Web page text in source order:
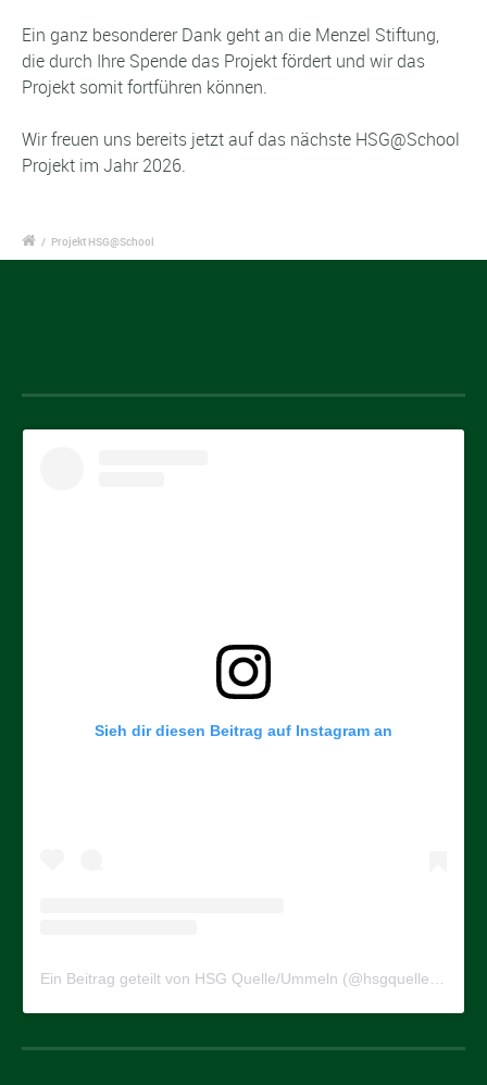
Ein ganz besonderer Dank geht an die Menzel Stiftung,
die durch Ihre Spende das Projekt fördert und wir das
Projekt somit fortführen können.
Wir freuen uns bereits jetzt auf das nächste HSG@School
Projekt im Jahr 2026.
/ Projekt HSG@School
Sieh dir diesen Beitrag auf Instagram an